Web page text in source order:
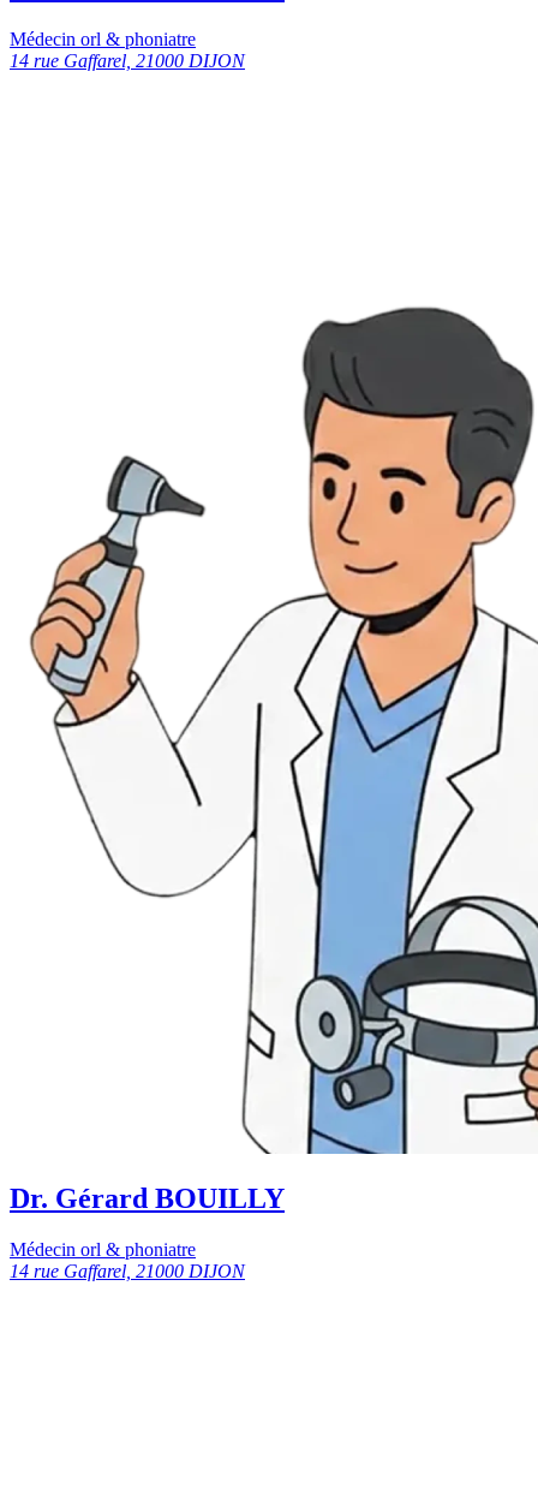
Médecin orl & phoniatre
14 rue Gaffarel, 21000 DIJON
Dr. Gérard BOUILLY
Médecin orl & phoniatre
14 rue Gaffarel, 21000 DIJON